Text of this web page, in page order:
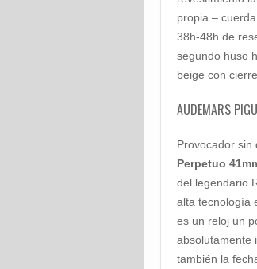
propia –
38h-48h de
segundo huso
beige con
AUDEMARS
Provocador sin
Perpetuo
del legendario
alta tecnología
es un reloj un
absolutamente
también la